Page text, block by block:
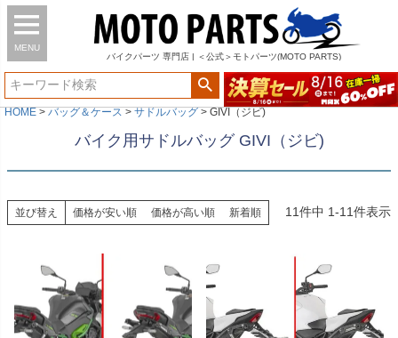
MENU
バイク パーツ 専門店 | ＜公式＞モトパーツ(MOTO PARTS)
HOME バッグ＆ケース サドルバッグ GIVI（ジビ)
バイク用サドルバッグ GIVI（ジビ)
並び替え 価格が安い順 価格が高い順 新着順 11件中 1-11件表示